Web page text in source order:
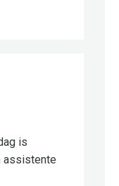
is
assistente